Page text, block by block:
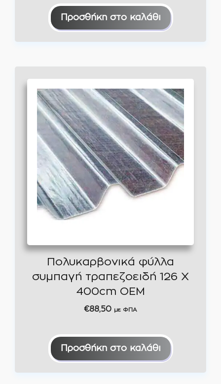
Προσθήκη στο καλάθι
Πολυκαρβονικά φύλλα
συμπαγή τραπεζοειδή 126 Χ
400cm OEM
€88,50 με ΦΠΑ
Προσθήκη στο καλάθι